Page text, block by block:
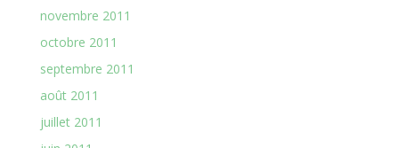
novembre 2011
octobre 2011
septembre 2011
août 2011
juillet 2011